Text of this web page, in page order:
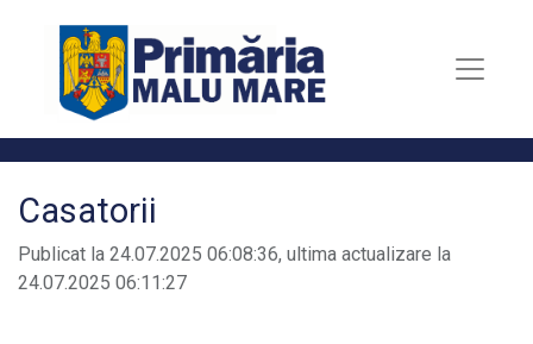
Casatorii
Publicat la 24.07.2025 06:08:36, ultima actualizare la
24.07.2025 06:11:27